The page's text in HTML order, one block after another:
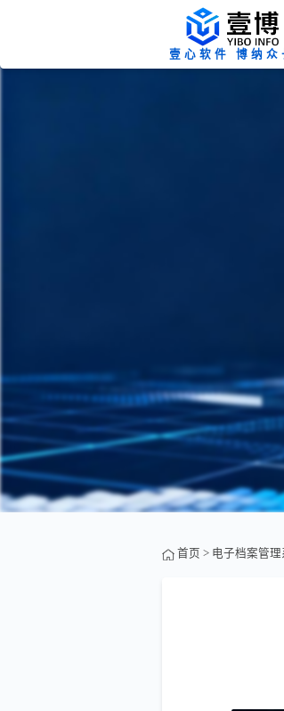
壹心软件 博纳众
首页 > 电子档案管理